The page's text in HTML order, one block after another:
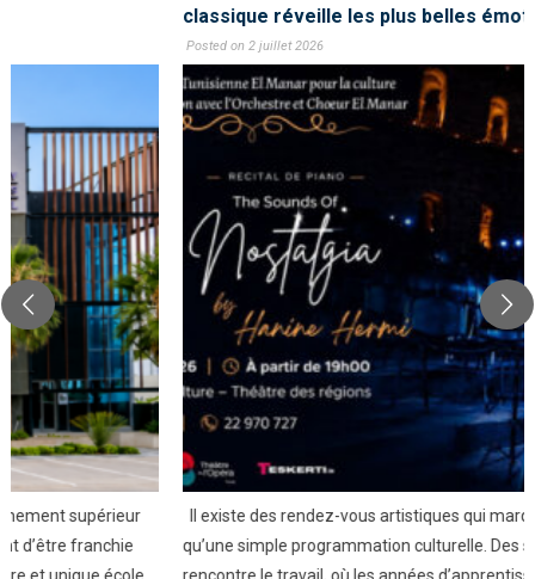
classique réveille les plus belles émotions
Il existe des rendez-vous artistiques qui marquent bien davantage
qu’une simple programmation culturelle. Des soirées où le talent